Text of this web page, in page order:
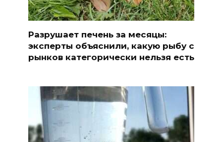
Разрушает печень за месяцы:
эксперты объяснили, какую рыбу с
рынков категорически нельзя есть